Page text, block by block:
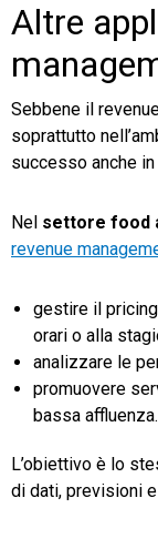
Altre
Sebbene il
soprattutto
successo anche
Nel settore food
revenue
gestire il
orari o alla
analizzare le
promuovere
bassa affluenza.
L’obiettivo è lo
di dati, previsioni